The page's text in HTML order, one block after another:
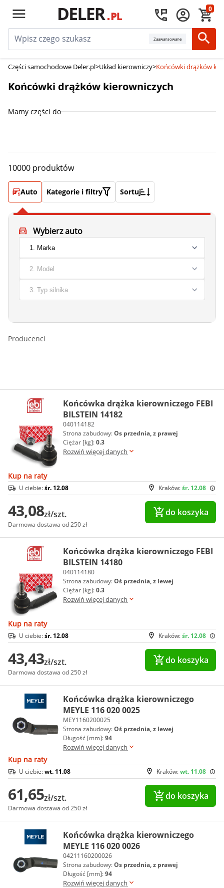
0
Zaawansowane
Części samochodowe Deler.pl>Układ kierowniczy>Końcówki drążków
Końcówki drążków kierowniczych
Mamy części do
10000 produktów
Auto Kategorie i filtry Sortuj
Wybierz auto
Producenci
Końcówka drążka kierowniczego FEBI
BILSTEIN 14182
040114182
Strona zabudowy:Os przednia, z prawej
Ciężar [kg]:0.3
Rozwiń więcej danych
Kup na raty
Kraków:śr. 12.08
U ciebie:śr. 12.08
43,08zł/szt.
Darmowa dostawa od 250 zł
do koszyka
Końcówka drążka kierowniczego FEBI
BILSTEIN 14180
040114180
Strona zabudowy:Oś przednia, z lewej
Ciężar [kg]:0.3
Rozwiń więcej danych
Kup na raty
Kraków:śr. 12.08
U ciebie:śr. 12.08
43,43zł/szt.
Darmowa dostawa od 250 zł
do koszyka
Końcówka drążka kierowniczego
MEYLE 116 020 0025
MEY1160200025
Strona zabudowy:Oś przednia, z lewej
Długość [mm]:94
Rozwiń więcej danych
Kup na raty
Kraków:wt. 11.08
U ciebie:wt. 11.08
61,65zł/szt.
Darmowa dostawa od 250 zł
do koszyka
Końcówka drążka kierowniczego
MEYLE 116 020 0026
04211160200026
Strona zabudowy:Os przednia, z prawej
Długość [mm]:94
Rozwiń więcej danych